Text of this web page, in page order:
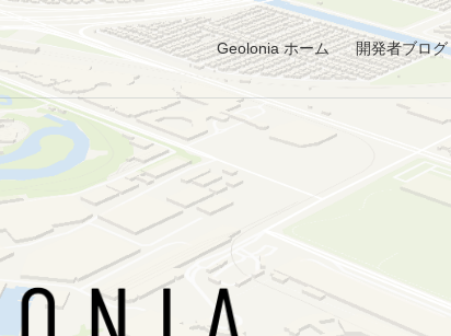
Geolonia ホーム 開発者ブログ